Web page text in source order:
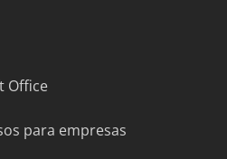
Office
para empresas